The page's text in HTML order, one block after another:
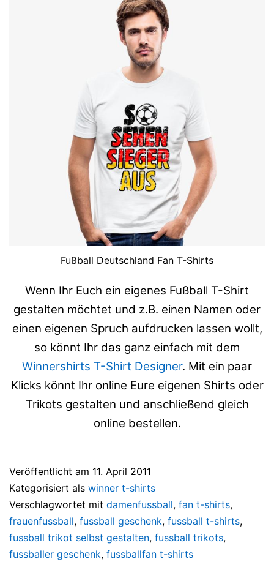
Fußball Deutschland Fan T-Shirts
Wenn Ihr Euch ein eigenes Fußball T-Shirt
gestalten möchtet und z.B. einen Namen oder
einen eigenen Spruch aufdrucken lassen wollt,
so könnt Ihr das ganz einfach mit dem
Winnershirts T-Shirt Designer. Mit ein paar
Klicks könnt Ihr online Eure eigenen Shirts oder
Trikots gestalten und anschließend gleich
online bestellen.
Veröffentlicht am 11. April 2011
Kategorisiert als winner t-shirts
Verschlagwortet mit damenfussball, fan t-shirts,
frauenfussball, fussball geschenk, fussball t-shirts,
fussball trikot selbst gestalten, fussball trikots,
fussballer geschenk, fussballfan t-shirts